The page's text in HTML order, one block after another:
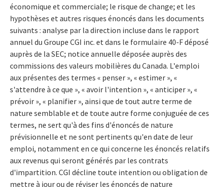
économique et commerciale; le risque de change; et les
hypothèses et autres risques énoncés dans les documents
suivants : analyse par la direction incluse dans le rapport
annuel du Groupe CGI inc. et dans le formulaire 40-F déposé
auprès de la SEC; notice annuelle déposée auprès des
commissions des valeurs mobilières du Canada. L'emploi
aux présentes des termes « penser », « estimer », «
s'attendre à ce que », « avoir l'intention », « anticiper », «
prévoir », « planifier », ainsi que de tout autre terme de
nature semblable et de toute autre forme conjuguée de ces
termes, ne sert qu'à des fins d'énoncés de nature
prévisionnelle et ne sont pertinents qu'en date de leur
emploi, notamment en ce qui concerne les énoncés relatifs
aux revenus qui seront générés par les contrats
d'impartition. CGI décline toute intention ou obligation de
mettre à jour ou de réviser les énoncés de nature